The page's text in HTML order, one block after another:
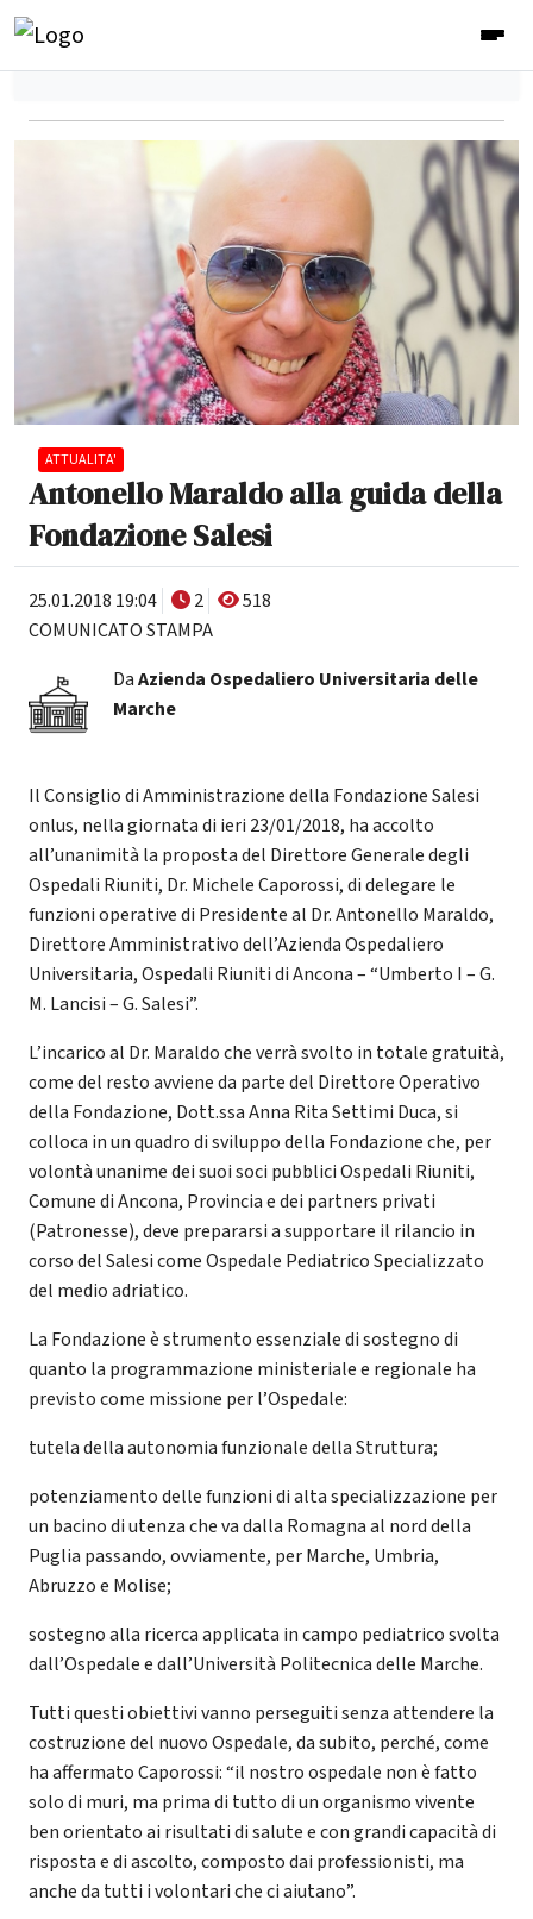
ATTUALITA'
Antonello Maraldo alla guida della
Fondazione Salesi
25.01.2018 19:04 2
518
COMUNICATO STAMPA
DaAzienda Ospedaliero Universitaria delle
Marche
Il Consiglio di Amministrazione della Fondazione Salesi
onlus, nella giornata di ieri 23/01/2018, ha accolto
all’unanimità la proposta del Direttore Generale degli
Ospedali Riuniti, Dr. Michele Caporossi, di delegare le
funzioni operative di Presidente al Dr. Antonello Maraldo,
Direttore Amministrativo dell’Azienda Ospedaliero
Universitaria, Ospedali Riuniti di Ancona – “Umberto I – G.
M. Lancisi – G. Salesi”.
L’incarico al Dr. Maraldo che verrà svolto in totale gratuità,
come del resto avviene da parte del Direttore Operativo
della Fondazione, Dott.ssa Anna Rita Settimi Duca, si
colloca in un quadro di sviluppo della Fondazione che, per
volontà unanime dei suoi soci pubblici Ospedali Riuniti,
Comune di Ancona, Provincia e dei partners privati
(Patronesse), deve prepararsi a supportare il rilancio in
corso del Salesi come Ospedale Pediatrico Specializzato
del medio adriatico.
La Fondazione è strumento essenziale di sostegno di
quanto la programmazione ministeriale e regionale ha
previsto come missione per l’Ospedale:
tutela della autonomia funzionale della Struttura;
potenziamento delle funzioni di alta specializzazione per
un bacino di utenza che va dalla Romagna al nord della
Puglia passando, ovviamente, per Marche, Umbria,
Abruzzo e Molise;
sostegno alla ricerca applicata in campo pediatrico svolta
dall’Ospedale e dall’Università Politecnica delle Marche.
Tutti questi obiettivi vanno perseguiti senza attendere la
costruzione del nuovo Ospedale, da subito, perché, come
ha affermato Caporossi: “il nostro ospedale non è fatto
solo di muri, ma prima di tutto di un organismo vivente
ben orientato ai risultati di salute e con grandi capacità di
risposta e di ascolto, composto dai professionisti, ma
anche da tutti i volontari che ci aiutano”.